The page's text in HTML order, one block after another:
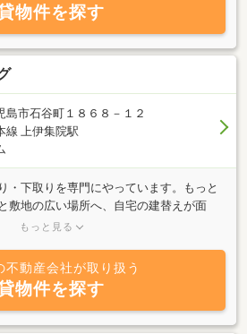
物件を探す
島市石谷町１８６８－１２
線 上伊集院駅
・下取りを専門にやっています。もっと
敷地の広い場所へ、自宅の建替えが面
狭転勤、同居など。迅速な対応でスピー
軽にご相談下さい。
もっと見る
不動産会社が取り扱う
物件を探す